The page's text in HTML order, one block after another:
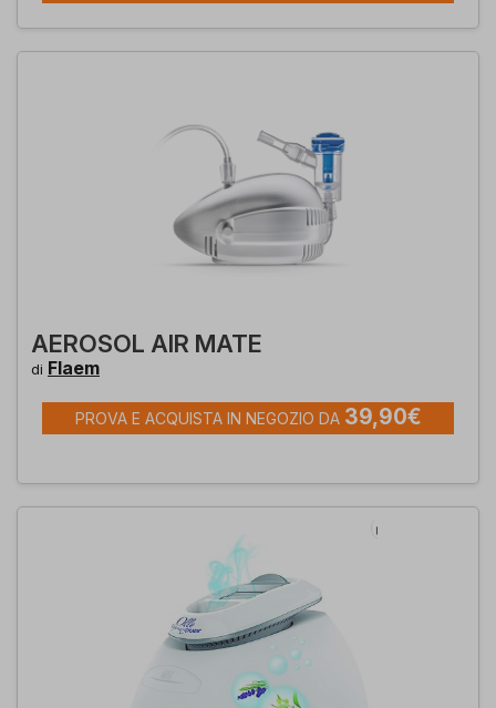
AEROSOL AIR MATE
di Flaem
PROVA E ACQUISTA IN NEGOZIO DA 39,90€